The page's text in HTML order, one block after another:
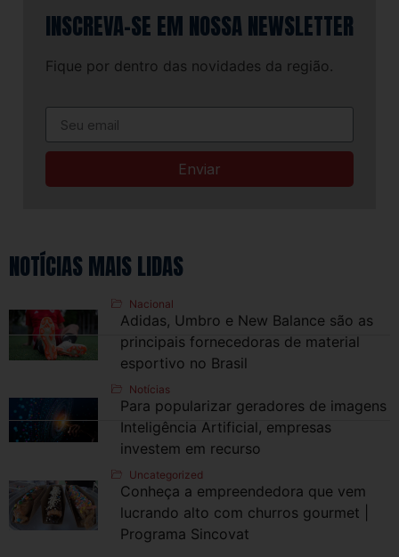
INSCREVA-SE EM NOSSA NEWSLETTER
Fique por dentro das novidades da região.
Enviar
NOTÍCIAS MAIS LIDAS
Nacional
Adidas, Umbro e New Balance são as
principais fornecedoras de material
esportivo no Brasil
Notícias
Para popularizar geradores de imagens
Inteligência Artificial, empresas
investem em recurso
Uncategorized
Conheça a empreendedora que vem
lucrando alto com churros gourmet |
Programa Sincovat